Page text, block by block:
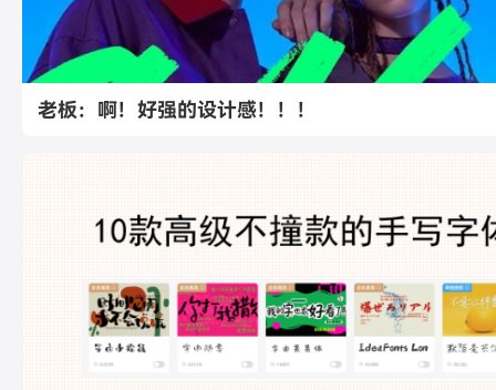
老板：啊！好强的设计感！！！